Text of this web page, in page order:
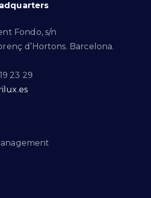
Fondo, s/n
d’Hortons. Barcelona.
23 29